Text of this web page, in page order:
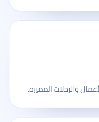
والرحلات المميزة.